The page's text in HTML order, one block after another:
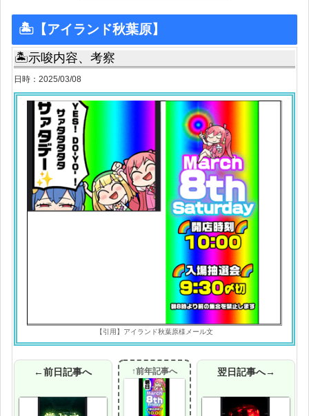
🏝【アイランド秋葉原】
🏝示唆内容、考察
日時：2025/03/08
【引用】アイランド秋葉原様メール文
←前日記事へ ↑前年記事へ 翌日記事へ→